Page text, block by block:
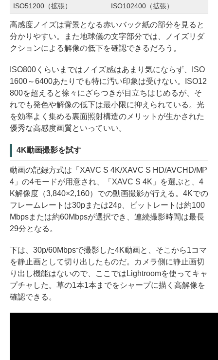
ISO51200（拡張） ISO102400（拡張）
高感度ノイズは背景となる赤いバック紙の部分を見ると
分かりやすい。また地球儀の文字部分では、ノイズリダ
クションによる解像の低下を確認できるだろう。
ISO800くらいまではノイズ感はあまり気にならず、ISO
1600～6400あたりでも特に汚い印象は受けない。ISO12
800を超えると徐々にざらつきが目立ちはじめるが、そ
れでも発色や解像の低下は最小限に抑えられている。光
を効率よく集める裏面照射構造のメリットが生かされた
優秀な高感度画質といっていい。
4K動画撮影を試す
動画の記録方式は「XAVC S 4K/XAVC S HD/AVCHD/MP
4」の4モードが用意され、「XAVC S 4K」を選ぶと、4
K解像度（3,840×2,160）での動画撮影が行える。4Kでの
フレームレートは30pまたは24p、ビットレートは約100
Mbpsまたは約60Mbpsが選択でき、連続撮影時間は最長
29分となる。
下は、30p/60Mbpsで撮影した4K動画と、そこから1コマ
を静止画として切り出したものだ。カメラ側に静止画切
り出し機能はないので、ここではLightroomを使ってキャ
プチャした。草の1本1本までをシャープに描く高解像を
確認できる。